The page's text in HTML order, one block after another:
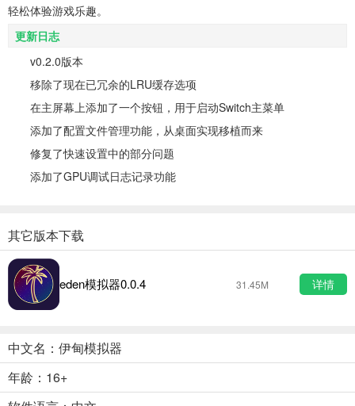
轻松体验游戏乐趣。
更新日志
v0.2.0版本
移除了现在已冗余的LRU缓存选项
在主屏幕上添加了一个按钮，用于启动Switch主菜单
添加了配置文件管理功能，从桌面实现移植而来
修复了快速设置中的部分问题
添加了GPU调试日志记录功能
其它版本下载
eden模拟器0.0.4 31.45M 详情
中文名：伊甸模拟器
年龄：16+